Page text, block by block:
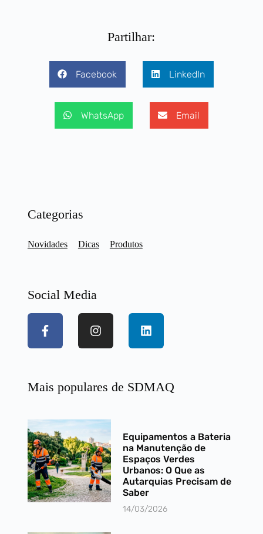
Partilhar:
Facebook LinkedIn
WhatsApp Email
Categorias
Novidades Dicas Produtos
Social Media
Mais populares de SDMAQ​
Equipamentos a Bateria
na Manutenção de
Espaços Verdes
Urbanos: O Que as
Autarquias Precisam de
Saber
14/03/2026